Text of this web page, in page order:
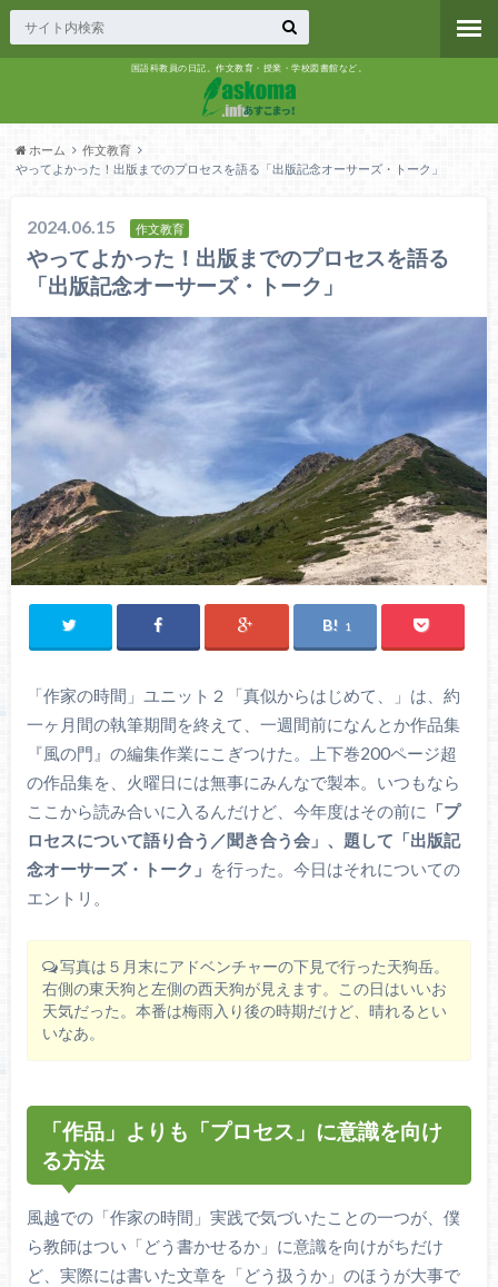
国語科教員の日記。作文教育・授業・学校図書館など。
ホーム
作文教育
やってよかった！出版までのプロセスを語る「出版記念オーサーズ・トーク」
2024.06.15 作文教育
やってよかった！出版までのプロセスを語る
「出版記念オーサーズ・トーク」
1
「作家の時間」ユニット２「真似からはじめて、」は、約
一ヶ月間の執筆期間を終えて、一週間前になんとか作品集
『風の門』の編集作業にこぎつけた。上下巻200ページ超
の作品集を、火曜日には無事にみんなで製本。いつもなら
ここから読み合いに入るんだけど、今年度はその前に 「プ
ロセスについて語り合う／聞き合う会」、題して「出版記
念オーサーズ・トーク」 を行った。今日はそれについての
エントリ。
写真は５月末にアドベンチャーの下見で行った天狗岳。
右側の東天狗と左側の西天狗が見えます。この日はいいお
天気だった。本番は梅雨入り後の時期だけど、晴れるとい
いなあ。
「作品」よりも「プロセス」に意識を向け
る方法
風越での「作家の時間」実践で気づいたことの一つが、僕
ら教師はつい「どう書かせるか」に意識を向けがちだけ
ど、実際には書いた文章を「どう扱うか」のほうが大事で